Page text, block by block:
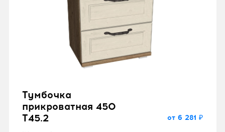
Тумбочка
прикроватная 450
T45.2
от 6 281 ₽